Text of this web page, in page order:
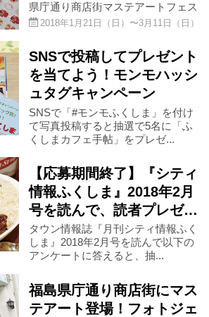
県庁通り商店街マステアートフェス
2018年1月21日（日）〜3月11日（日）
SNSで投稿してプレゼント
を当てよう！モンモハッシ
ュタグキャンペーン
SNSで「#モンモふくしま」を付け
て写真投稿すると抽選で5名に「ふ
くしまカフェ手帖」をプレゼ...
【応募期間終了】『シティ
情報ふくしま』2018年2月
号を読んで、読者プレゼ…
タウン情報誌『月刊シティ情報ふく
しま』2018年2月号を読んで以下の
アンケートに答えると、抽...
福島県庁通り商店街にマス
テアート登場！フォトジェ